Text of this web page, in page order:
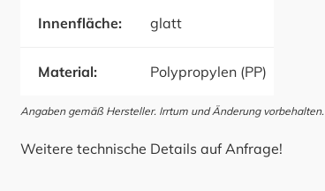
Innenfläche: glatt
Material: Polypropylen (PP)
Angaben gemäß Hersteller. Irrtum und Änderung vorbehalten.
Weitere technische Details auf Anfrage!